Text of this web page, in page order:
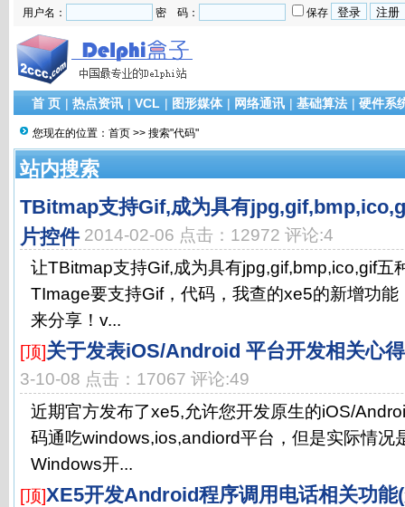
用户名： 密 码： 保存
首 页 | 热点资讯 | VCL | 图形媒体 | 网络通讯 | 基础算法 | 硬件系
您现在的位置： 首页 >> 搜索"代码"
站内搜索
TBitmap支持Gif,成为具有
片控件 2014-02-06 点击：12972 评论:4
让TBitmap支持Gif,成为具有jpg,gif,bmp,ico,gif五
TImage要支持Gif，代码，我查的xe5的新增功
来分享！v...
[顶]关于发表iOS/Android 平台开发相关心
3-10-08 点击：17067 评论:49
近期官方发布了xe5,允许您开发原生的iOS/
码通吃windows,ios,andiord平台，但是实际情况
Windows开...
[顶]XE5开发Android程序调用电话相关功能